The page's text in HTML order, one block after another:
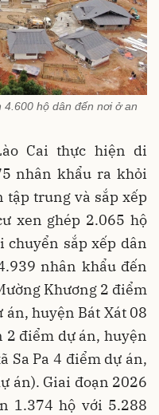
hộ dân đến nơi ở an
Cai thực hiện di
nhân khẩu ra khỏi
tập trung và sắp xếp
xen ghép 2.065 hộ
sắp xếp dân
nhân khẩu đến
Khương 2 điểm
án, huyện Bát Xát 08
2 điểm dự án, huyện
Sa Pa 4 điểm dự án,
án). Giai đoạn 2026
1.374 hộ với 5.288